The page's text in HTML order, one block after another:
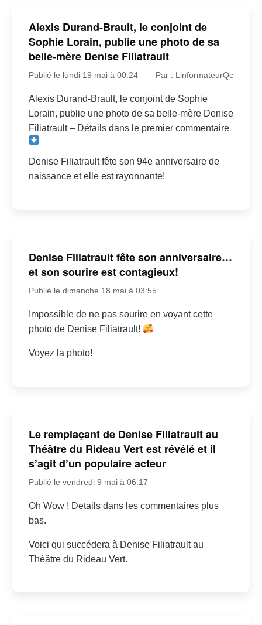
Alexis Durand-Brault, le conjoint de
Sophie Lorain, publie une photo de sa
belle-mère Denise Filiatrault
Publié le lundi 19 mai à 00:24 Par : LinformateurQc
Alexis Durand-Brault, le conjoint de Sophie
Lorain, publie une photo de sa belle-mère Denise
Filiatrault – Détails dans le premier commentaire
Denise Filiatrault fête son 94e anniversaire de
naissance et elle est rayonnante!
Denise Filiatrault fête son anniversaire…
et son sourire est contagieux!
Publié le dimanche 18 mai à 03:55
Impossible de ne pas sourire en voyant cette
photo de Denise Filiatrault!
Voyez la photo!
Le remplaçant de Denise Filiatrault au
Théâtre du Rideau Vert est révélé et il
s’agit d’un populaire acteur
Publié le vendredi 9 mai à 06:17
Oh Wow ! Details dans les commentaires plus
bas.
Voici qui succédera à Denise Filiatrault au
Théâtre du Rideau Vert.